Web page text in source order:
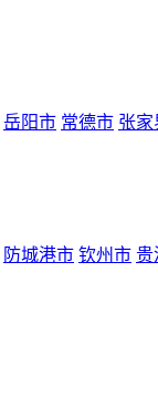
岳阳市 常德市 张家
防城港市 钦州市 贵